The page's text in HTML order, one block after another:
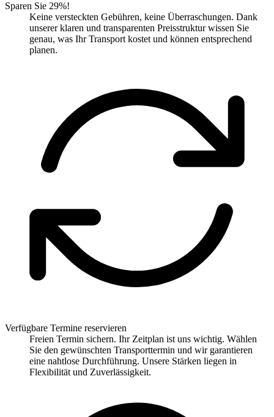
Sparen Sie 29%!
Keine versteckten Gebühren, keine Überraschungen. Dank
unserer klaren und transparenten Preisstruktur wissen Sie
genau, was Ihr Transport kostet und können entsprechend
planen.
Verfügbare Termine reservieren
Freien Termin sichern. Ihr Zeitplan ist uns wichtig. Wählen
Sie den gewünschten Transporttermin und wir garantieren
eine nahtlose Durchführung. Unsere Stärken liegen in
Flexibilität und Zuverlässigkeit.